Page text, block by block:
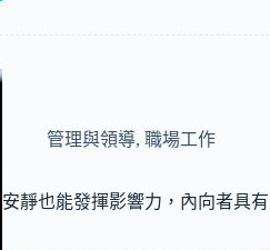
管理與領導, 職場工作
安靜也能發揮影響力，內向者具有